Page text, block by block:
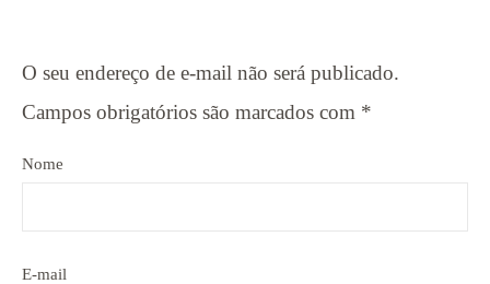
O seu endereço de e-mail não será publicado.
Campos obrigatórios são marcados com *
Nome
E-mail